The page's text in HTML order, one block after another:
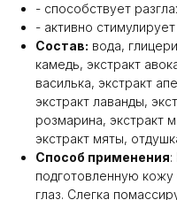
- способствует
- активно
Состав: вода,
камедь, экстракт
василька, экстракт
экстракт лаванды,
розмарина, экстракт
экстракт мяты,
Способ применения:
подготовленную кожу
глаз. Слегка